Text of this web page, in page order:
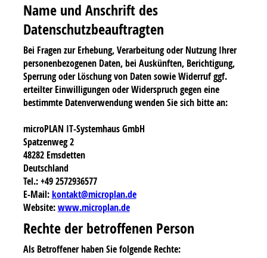
Name und Anschrift des
Datenschutzbeauftragten
Bei Fragen zur Erhebung, Verarbeitung oder Nutzung Ihrer
personenbezogenen Daten, bei Auskünften, Berichtigung,
Sperrung oder Löschung von Daten sowie Widerruf ggf.
erteilter Einwilligungen oder Widerspruch gegen eine
bestimmte Datenverwendung wenden Sie sich bitte an:
microPLAN IT-Systemhaus GmbH
Spatzenweg 2
48282 Emsdetten
Deutschland
Tel.: +49 2572936577
E-Mail:kontakt@microplan.de
Website:www.microplan.de
Rechte der betroffenen Person
Als Betroffener haben Sie folgende Rechte: